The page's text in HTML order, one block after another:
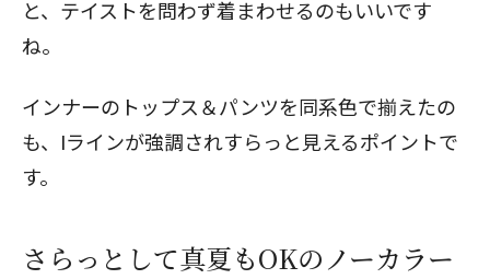
と、テイストを問わず着まわせるのもいいです
ね。
インナーのトップス＆パンツを同系色で揃えたの
も、Iラインが強調されすらっと見えるポイントで
す。
さらっとして真夏もOKのノーカラー